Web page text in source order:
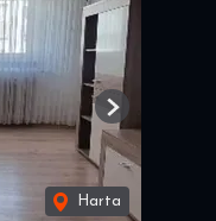
Harta
Next